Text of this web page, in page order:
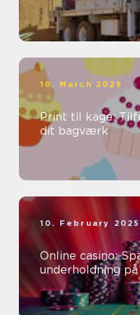
10. March 2025
Print til kage:
dit bagværk
10. February 2025
Online casino:
underholdning